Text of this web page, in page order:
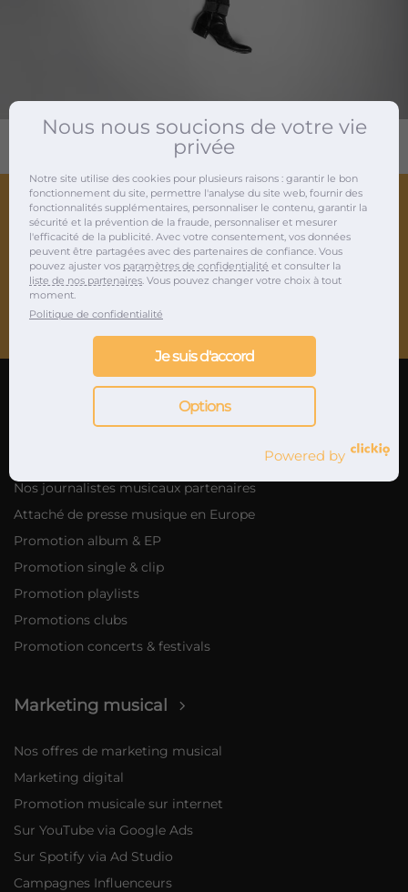
Agence de relations presse musique et marketing
musical depuis 2012
Attachés de presse musique
Nos journalistes musicaux partenaires
Attaché de presse musique en Europe
Promotion album & EP
Promotion single & clip
Promotion playlists
Promotions clubs
Promotion concerts & festivals
Marketing musical
Nos offres de marketing musical
Marketing digital
Promotion musicale sur internet
Sur YouTube via Google Ads
Sur Spotify via Ad Studio
Campagnes Influenceurs
Nous nous soucions de votre vie
privée
Notre site utilise des cookies pour plusieurs raisons : garantir le bon
fonctionnement du site, permettre l'analyse du site web, fournir des
fonctionnalités supplémentaires, personnaliser le contenu, garantir la
sécurité et la prévention de la fraude, personnaliser et mesurer
l'efficacité de la publicité. Avec votre consentement, vos données
peuvent être partagées avec des partenaires de confiance. Vous
pouvez ajuster vos paramètres de confidentialité et consulter la
liste de nos partenaires. Vous pouvez changer votre choix à tout
moment.
Politique de confidentialité
Options
Je suis d'accord
Powered by